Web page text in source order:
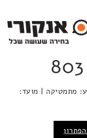
| שנה: 2017 | מקצוע: מתמטיקה | מועד: